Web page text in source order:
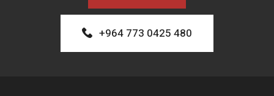
+964 773 0425 480